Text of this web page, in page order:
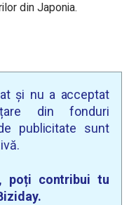
din Japonia.
și nu a acceptat
din fonduri
publicitate sunt
poți contribui tu